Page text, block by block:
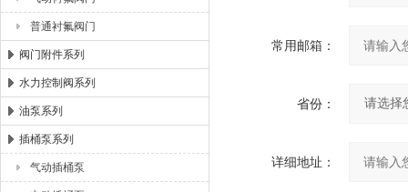
普通衬氟阀门
阀门附件系列
水力控制阀系列
油泵系列
插桶泵系列
气动插桶泵
常用邮箱：
省份：
详细地址：